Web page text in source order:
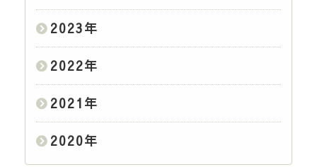
2023年
2022年
2021 年
2020年